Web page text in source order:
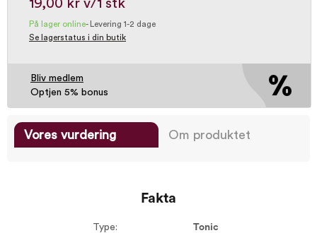
19,00 kr v/1 stk
På lager online-
Levering 1-2 dage
Se lagerstatus i din butik
Bliv medlem
Optjen 5% bonus
Vores vurdering Om produktet
Fakta
Type: Tonic